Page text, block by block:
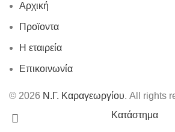
Αρχική
Προϊοντα
Η εταιρεία
Επικοινωνία
© 2026 Ν.Γ. Καραγεωργίου. All rights
Κατάστημα